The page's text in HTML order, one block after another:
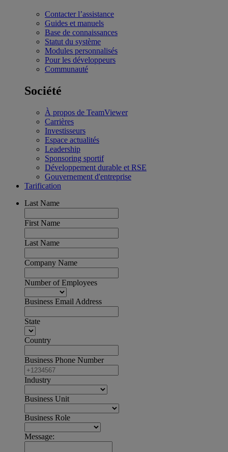
Contacter l’assistance
Guides et manuels
Base de connaissances
Statut du système
Modules personnalisés
Pour les développeurs
Communauté
Société
À propos de TeamViewer
Carrières
Investisseurs
Espace actualités
Leadership
Sponsoring sportif
Développement durable et RSE
Gouvernement d'entreprise
Tarification
Last Name
First Name
Last Name
Company Name
Number of Employees
Business Email Address
State
Country
Business Phone Number
Industry
Business Unit
Business Role
Message: